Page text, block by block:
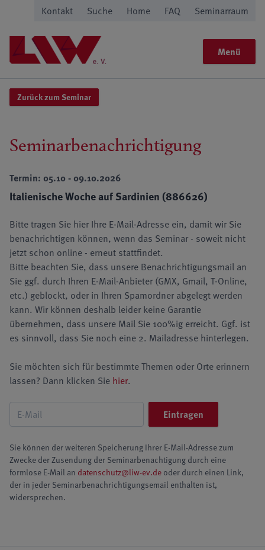
Kontakt Suche Home FAQ Seminarraum
Menü
Zurück zum Seminar
Seminarbenachrichtigung
Termin: 05.10 - 09.10.2026
Italienische Woche auf Sardinien (886626)
Bitte tragen Sie hier Ihre E-Mail-Adresse ein, damit wir Sie
benachrichtigen können, wenn das Seminar - soweit nicht
jetzt schon online - erneut stattfindet.
Bitte beachten Sie, dass unsere Benachrichtigungsmail an
Sie ggf. durch Ihren E-Mail-Anbieter (GMX, Gmail, T-Online,
etc.) geblockt, oder in Ihren Spamordner abgelegt werden
kann. Wir können deshalb leider keine Garantie
übernehmen, dass unsere Mail Sie 100%ig erreicht. Ggf. ist
es sinnvoll, dass Sie noch eine 2. Mailadresse hinterlegen.
Sie möchten sich für bestimmte Themen oder Orte erinnern
lassen? Dann klicken Sie hier.
Sie können der weiteren Speicherung Ihrer E-Mail-Adresse zum
Zwecke der Zusendung der Seminarbenachtigung durch eine
formlose E-Mail an datenschutz@liw-ev.deoder durch einen Link,
der in jeder Seminarbenachrichtigungsemail enthalten ist,
widersprechen.